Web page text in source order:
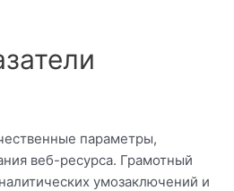
параметры,
веб-ресурса. Грамотный
умозаключений и